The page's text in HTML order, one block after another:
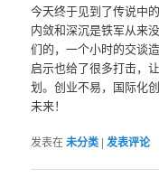
今天终于见到了传说中
内敛和深沉是铁军从来
们的，一个小时的交谈
启示也给了很多打击，
划。创业不易，国际化
未来！
发表在未分类 |发表评论